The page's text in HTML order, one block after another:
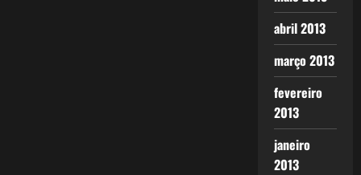
abril 2013
março 2013
fevereiro
2013
janeiro
2013